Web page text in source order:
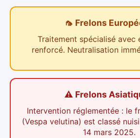
🦟 Frelons
Traitement spécialisé avec
renforcé. Neutralisation
⚠️ Frelons
Intervention réglementée : le
(Vespa velutina) est classé
14 mars 2025.